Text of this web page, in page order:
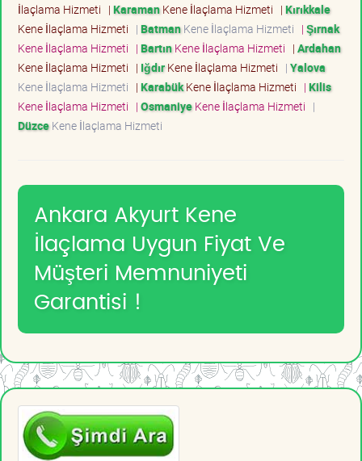
İlaçlama Hizmeti | KaramanKene İlaçlama Hizmeti | Kırıkkale
Kene İlaçlama Hizmeti | BatmanKene İlaçlama Hizmeti | Şırnak
Kene İlaçlama Hizmeti | BartınKene İlaçlama Hizmeti | Ardahan
Kene İlaçlama Hizmeti | IğdırKene İlaçlama Hizmeti | Yalova
Kene İlaçlama Hizmeti | KarabükKene İlaçlama Hizmeti | Kilis
Kene İlaçlama Hizmeti | OsmaniyeKene İlaçlama Hizmeti |
DüzceKene İlaçlama Hizmeti
Ankara Akyurt Kene
İlaçlama Uygun Fiyat Ve
Müşteri Memnuniyeti
Garantisi !